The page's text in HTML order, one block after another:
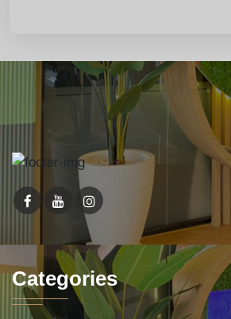
Categories